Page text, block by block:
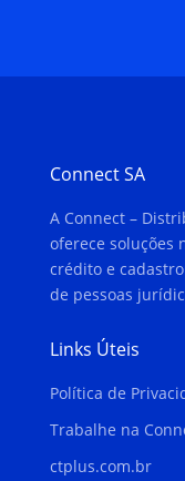
Connect SA
A Connect –
oferece soluções
crédito e
de pessoas
Links Úteis
Política de
Trabalhe na
ctplus.com.br